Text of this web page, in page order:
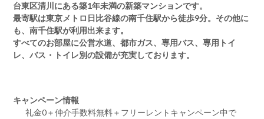
台東区清川にある築1年未満の新築マンションです。
最寄駅は東京メトロ日比谷線の南千住駅から徒歩9分。その他に
も、南千住駅が利用出来ます。
すべてのお部屋に公営水道、都市ガス、専用バス、専用トイ
レ、バス・トイレ別の設備が充実しております。
キャンペーン情報
礼金0＋仲介手数料無料＋ フリーレント キャンペーン中で